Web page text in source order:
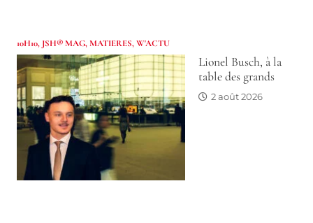
10H10, JSH® MAG,MATIERES,W'ACTU
Lionel Busch, à la
table des grands
2 août 2026